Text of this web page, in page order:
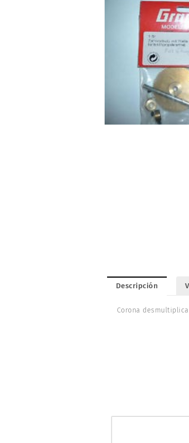
Descripción
Corona